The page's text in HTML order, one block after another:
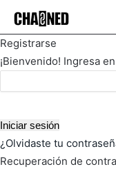
Registrarse
¡Bienvenido! Ingresa
¿Olvidaste tu
Recuperación de